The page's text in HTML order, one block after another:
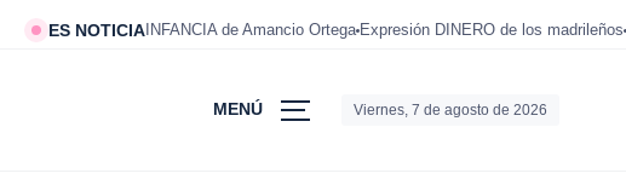
ES NOTICIA INFANCIA de Amancio Ortega Expresión DINERO de los madrileños
MENÚ Viernes, 7 de agosto de 2026